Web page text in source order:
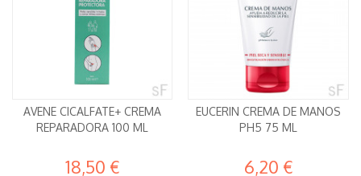
AVENE CICALFATE+ CREMA
REPARADORA 100 ML
18,50 €
EUCERIN CREMA DE MANOS
PH5 75 ML
6,20 €